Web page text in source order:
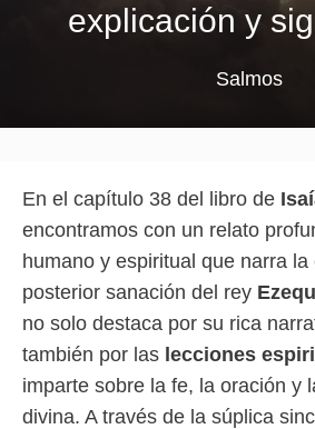
explicación y
Salmos
En el capítulo 38 del libro de
encontramos con un relato
humano y espiritual que narra
posterior sanación del rey
no solo destaca por su rica
también por las lecciones
imparte sobre la fe, la oración y
divina. A través de la súplica